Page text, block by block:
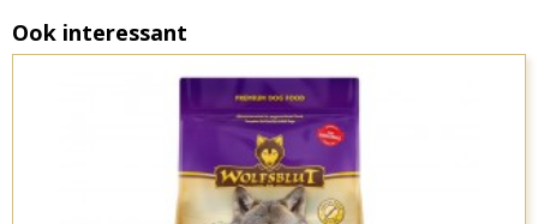
Ook interessant